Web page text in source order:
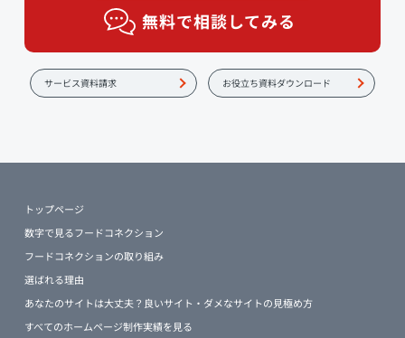
無料で相談してみる
サービス資料請求 お役立ち資料ダウンロード
トップページ
数字で見るフードコネクション
フードコネクションの取り組み
選ばれる理由
あなたのサイトは大丈夫？良いサイト・ダメなサイトの見極め方
すべてのホームページ制作実績を見る